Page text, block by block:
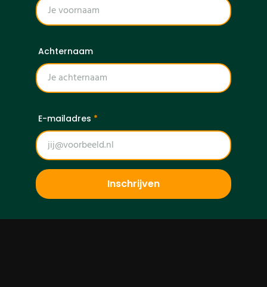
Achternaam
E-mailadres *
Inschrijven